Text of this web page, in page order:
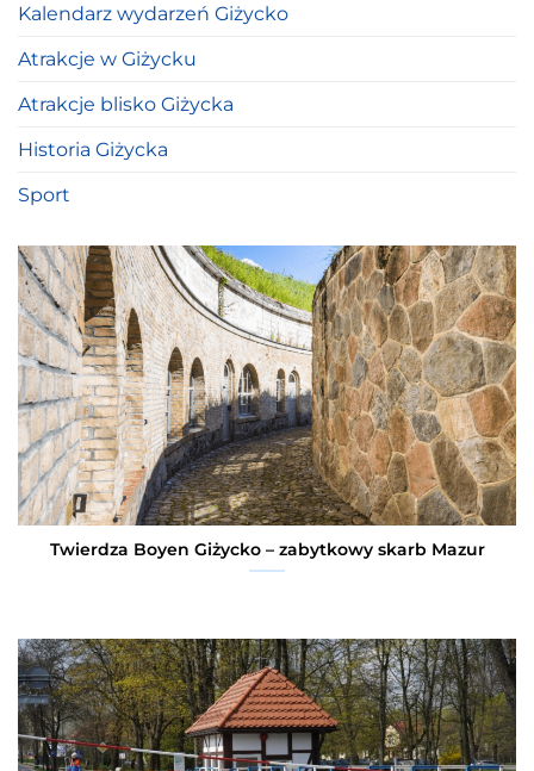
Kalendarz wydarzeń Giżycko
Atrakcje w Giżycku
Atrakcje blisko Giżycka
Historia Giżycka
Sport
Twierdza Boyen Giżycko – zabytkowy skarb Mazur